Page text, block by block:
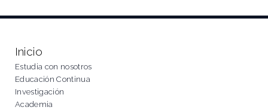
Inicio
Estudia con nosotros
Educación Continua
Investigación
Academia